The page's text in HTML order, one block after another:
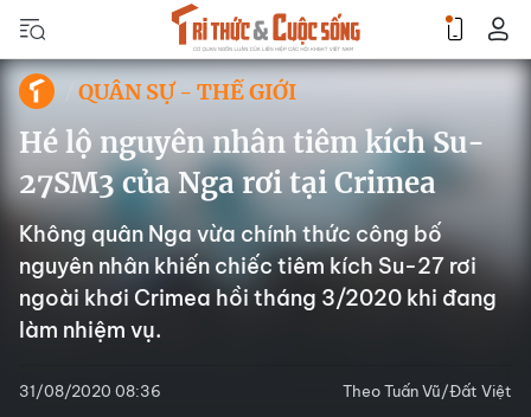
QUÂN SỰ - THẾ GIỚI
Hé lộ nguyên nhân tiêm kích Su-
27SM3 của Nga rơi tại Crimea
Không quân Nga vừa chính thức công bố
nguyên nhân khiến chiếc tiêm kích Su-27 rơi
ngoài khơi Crimea hồi tháng 3/2020 khi đang
làm nhiệm vụ.
31/08/2020 08:36 Theo Tuấn Vũ/Đất Việt